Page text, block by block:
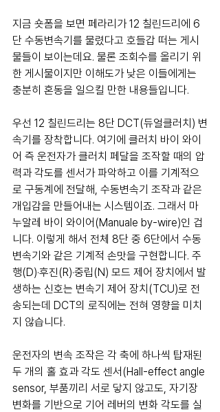
지금 숏폼을 보면 페라리가 12 칠린드리에 6
단 수동변속기를 물렸다고 호들갑 떠는 게시
물들이 보이는데요. 물론 조회수를 올리기 위
한 게시물이지만 이해도가 낮은 이들에게는
충분히 혼동을 일으킬 만한 내용들입니다.
우선 12 칠린드리는 8단 DCT(듀얼클러치) 변
속기를 장착합니다. 여기에 클러치 바이 와이
어 즉 운전자가 클러치 페달을 조작할 때의 압
력과 각도를 센서가 파악하고 이를 기계적으
로 구동계에 전달해, 수동변속기 조작과 같은
개입감을 만들어내는 시스템이죠. 그래서 마
누알레 바이 와이어(Manuale by-wire)인 겁
니다. 이렇게 해서 전체 8단 중 6단에서 수동
변속기와 같은 기계적 손맛을 구현합니다. 주
행(D)·후진(R)·중립(N) 모드 제어 장치에서 발
생하는 신호는 변속기 제어 장치(TCU)로 전
송되는데 DCT의 로직에는 전혀 영향을 미치
지 않습니다.
운전자의 변속 조작은 각 축에 하나씩 탑재된
두 개의 홀 효과 각도 센서(Hall-effect angle
sensor, 부품끼리 서로 닿지 않고도, 자기장
변화를 기반으로 기어 레버의 변화 각도를 실